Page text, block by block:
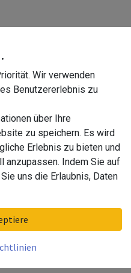
QS-570, MOD
Wir verwenden
Benutzererlebnis zu
über Ihre
zu speichern. Es wird
Erlebnis zu bieten und
anzupassen. Indem Sie auf
uns die Erlaubnis, Daten